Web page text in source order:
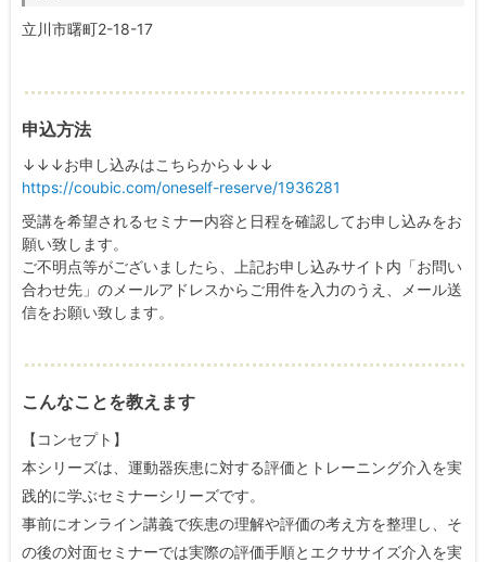
立川市曙町2-18-17
申込方法
↓↓↓お申し込みはこちらから↓↓↓
https://coubic.com/oneself-reserve/1936281
受講を希望されるセミナー内容と日程を確認してお申し込みをお
願い致します。
ご不明点等がございましたら、上記お申し込みサイト内「お問い
合わせ先」のメールアドレスからご用件を入力のうえ、メール送
信をお願い致します。
こんなことを教えます
【コンセプト】
本シリーズは、運動器疾患に対する評価とトレーニング介入を実
践的に学ぶセミナーシリーズです。
事前にオンライン講義で疾患の理解や評価の考え方を整理し、そ
の後の対面セミナーでは実際の評価手順とエクササイズ介入を実